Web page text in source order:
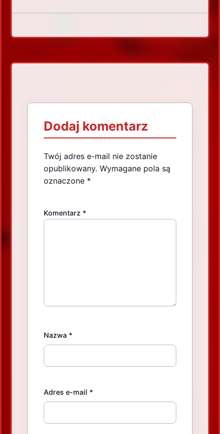
Dodaj komentarz
Twój adres e-mail nie zostanie
opublikowany. Wymagane pola są
oznaczone *
Komentarz *
Nazwa *
Adres e-mail *